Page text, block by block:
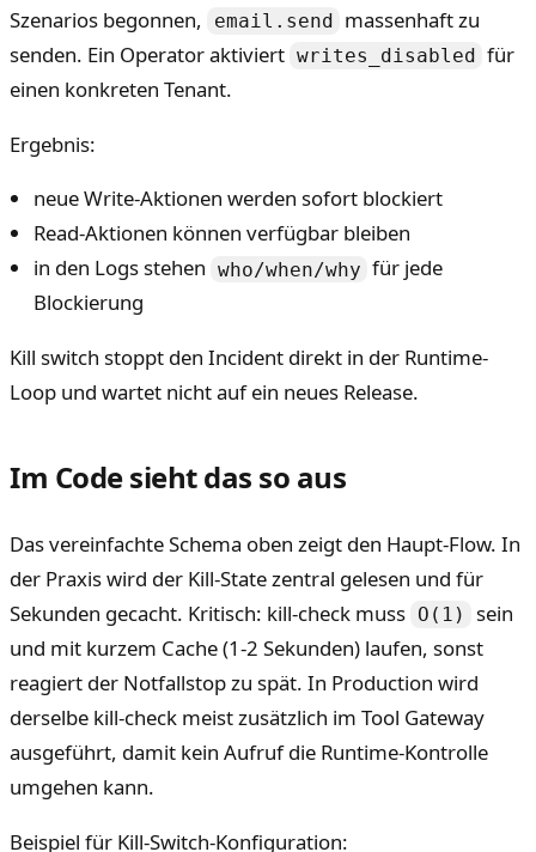
Szenarios begonnen,
email.send massenhaft zu
senden. Ein Operator aktiviert writes_disabled für
einen konkreten Tenant.
Ergebnis:
neue Write-Aktionen werden sofort blockiert
Read-Aktionen können verfügbar bleiben
in den Logs stehen who/when/why für jede
Blockierung
Kill switch stoppt den Incident direkt in der Runtime-
Loop und wartet nicht auf ein neues Release.
Im Code sieht das so aus
Das vereinfachte Schema oben zeigt den Haupt-Flow. In
der Praxis wird der Kill-State zentral gelesen und für
Sekunden gecacht. Kritisch: kill-check muss O(1)
sein
und mit kurzem Cache (1-2 Sekunden) laufen, sonst
reagiert der Notfallstop zu spät. In Production wird
derselbe kill-check meist zusätzlich im Tool Gateway
ausgeführt, damit kein Aufruf die Runtime-Kontrolle
umgehen kann.
Beispiel für Kill-Switch-Konfiguration: